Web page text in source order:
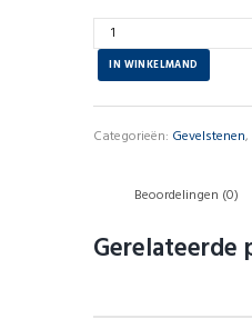
Aantal
IN WINKELMAND
Categorieën: Gevelstenen,
Beoordelingen (0)
Gerelateerde